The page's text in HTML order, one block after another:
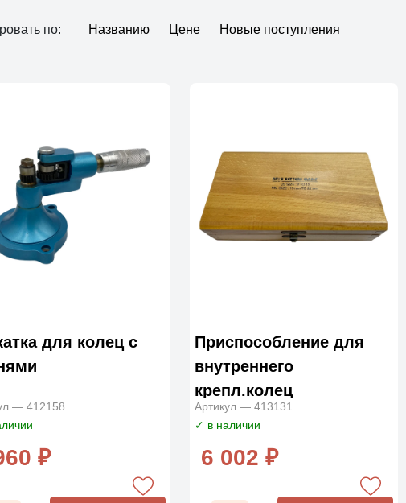
по: Названию Цене Новые поступления
для колец с
— 412158
₽
Приспособление для
внутреннего
крепл.колец
Артикул — 413131
✓ в наличии
6 002 ₽